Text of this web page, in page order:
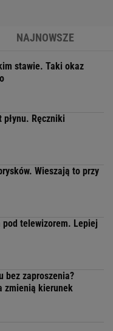
NAJNOWSZE
stawie. Taki okaz
Ręczniki
Wieszają to przy
pod telewizorem. Lepiej
bez zaproszenia?
zmienią kierunek